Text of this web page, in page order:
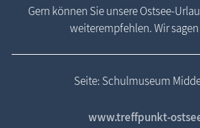
Gern können Sie unsere Ostsee-
weiterempfehlen. Wir sagen
Seite: Schulmuseum
www.treffpunkt-